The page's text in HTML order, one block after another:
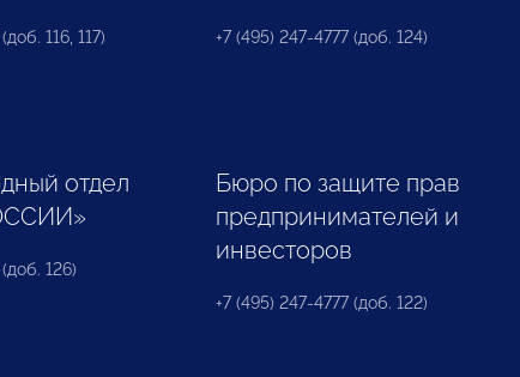
116, 117) +7 (495) 247-4777 (доб. 124)
отдел
126)
Бюро по защите прав
предпринимателей и
инвесторов
+7 (495) 247-4777 (доб. 122)